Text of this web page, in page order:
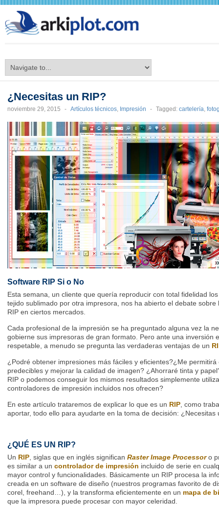
¿Necesitas un RIP?
noviembre 29, 2015 - Artículos técnicos, Impresión - Tagged: cartelería,
Software RIP Si o No
Esta semana, un cliente que quería reproducir con total fidelidad
tejido sublimado por otra impresora, nos ha abierto el debate
RIP en ciertos mercados.
Cada profesional de la impresión se ha preguntado alguna vez la
gobierne sus impresoras de gran formato. Pero ante una inversión
respetable, a menudo se pregunta las verdaderas ventajas de un
¿Podré obtener impresiones más fáciles y eficientes?¿Me
predecibles y mejorar la calidad de imagen? ¿Ahorraré tinta y
RIP o podemos conseguir los mismos resultados simplemente
controladores de impresión incluidos nos ofrecen?
En este artículo trataremos de explicar lo que es un RIP, como
aportar, todo ello para ayudarte en la toma de decisión: ¿Necesitas
¿QUÉ ES UN RIP?
Un RIP, siglas que en inglés significan Raster Image Processoro
es similar a un controlador de impresión incluido de serie en
mayor control y funcionalidades. Básicamente un RIP procesa la
creada en un software de diseño (nuestros programas favorito de
corel, freehand…), y la transforma eficientemente en un mapa de
que la impresora puede procesar con mayor celeridad.